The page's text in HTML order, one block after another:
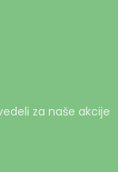
za naše akcije